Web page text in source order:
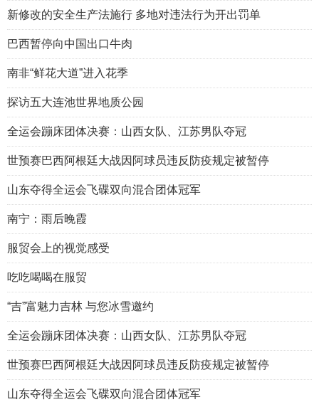
新修改的安全生产法施行 多地对违法行为开出罚单
巴西暂停向中国出口牛肉
南非“鲜花大道”进入花季
探访五大连池世界地质公园
全运会蹦床团体决赛：山西女队、江苏男队夺冠
世预赛巴西阿根廷大战因阿球员违反防疫规定被暂停
山东夺得全运会飞碟双向混合团体冠军
南宁：雨后晚霞
服贸会上的视觉感受
吃吃喝喝在服贸
“吉”富魅力吉林 与您冰雪邀约
全运会蹦床团体决赛：山西女队、江苏男队夺冠
世预赛巴西阿根廷大战因阿球员违反防疫规定被暂停
山东夺得全运会飞碟双向混合团体冠军